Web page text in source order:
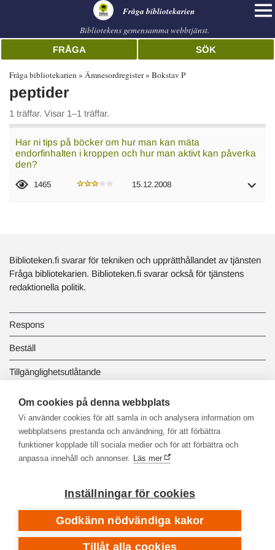
Fråga bibliotekarien
Bibliotekens gemensamma webbtjänst.
FRÅGA SÖK
Fråga bibliotekarien Ämnesordregister Bokstav P
peptider
1 träffar. Visar 1–1 träffar.
Har ni tips på böcker om hur man kan mäta
endorfinhalten i kroppen och hur man aktivt kan påverka
den?
1465 15.12.2008
Biblioteken.fi svarar för tekniken och upprätthållandet av tjänsten
Fråga bibliotekarien. Biblioteken.fi svarar också för tjänstens
redaktionella politik.
Respons
Beställ
Tillgänglighetsutlåtande
Dataskydd och registerbeskrivningar
Länkbiblioteket
Om cookies på denna webbplats
Vi använder cookies för att samla in och analysera information om
webbplatsens prestanda och användning, för att förbättra
funktioner kopplade till sociala medier och för att förbättra och
anpassa innehåll och annonser. Läs mer
Inställningar för cookies
Godkänn nödvändiga kakor
Tillåt alla cookies